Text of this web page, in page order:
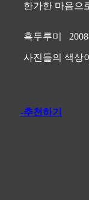
한가한 마음으
흑두루미
사진들의 색상
-추천하기